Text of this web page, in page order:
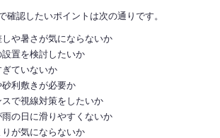
確認したいポイントは次の通りです。
や暑さが気にならないか
置を検討したいか
ていないか
利敷きが必要か
で視線対策をしたいか
の日に滑りやすくないか
が気にならないか